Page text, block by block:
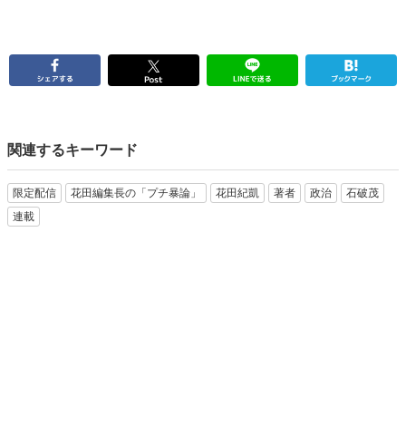
関連するキーワード
限定配信 花田編集長の「プチ暴論」 花田紀凱 著者 政治
石破茂
連載